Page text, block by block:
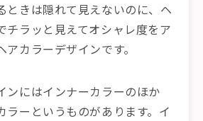
ときは隠れて見えないのに、ヘ
チラッと見えてオシャレ度をア
カラーデザインです。
ンにはインナーカラーのほか
ラーというものがあります。イ